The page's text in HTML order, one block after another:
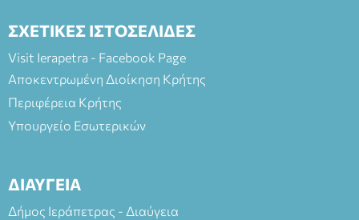
ΣΧΕΤΙΚΕΣ ΙΣΤΟΣΕΛΙΔΕΣ
Visit Ierapetra - Facebook Page
Αποκεντρωμένη Διοίκηση Κρήτης
Περιφέρεια Κρήτης
Υπουργείο Εσωτερικών
ΔΙΑΥΓΕΙΑ
Δήμος Ιεράπετρας - Διαύγεια